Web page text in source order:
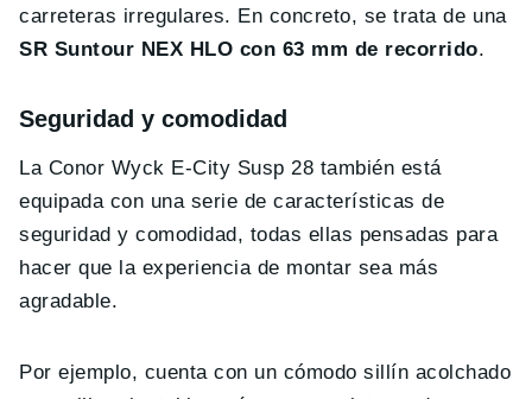
carreteras irregulares. En concreto, se trata de una
SR Suntour NEX HLO con 63 mm de recorrido.
Seguridad y comodidad
La Conor Wyck E-City Susp 28 también está
equipada con una serie de características de
seguridad y comodidad, todas ellas pensadas para
hacer que la experiencia de montar sea más
agradable.
Por ejemplo, cuenta con un cómodo sillín acolchado